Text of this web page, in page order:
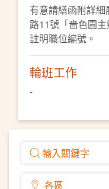
有意請繕函附詳
路11號「嗇色園
註明職位編號。
輪班工作
-